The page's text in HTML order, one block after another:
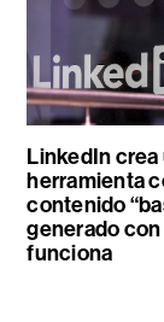
LinkedIn crea
herramienta
contenido
generado con
funciona